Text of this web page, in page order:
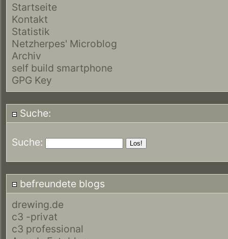
Startseite
Kontakt
Statistik
Netzherpes' Microblog
Archiv
self build smartphone
GPG Key
Suche:
Suche:
befreundete blogs
drewing.de
c3 -privat
c3 professional